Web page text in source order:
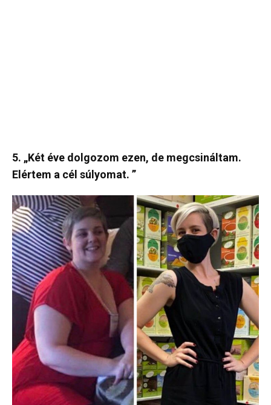
5. „Két éve dolgozom ezen, de megcsináltam.
Elértem a cél súlyomat. ”